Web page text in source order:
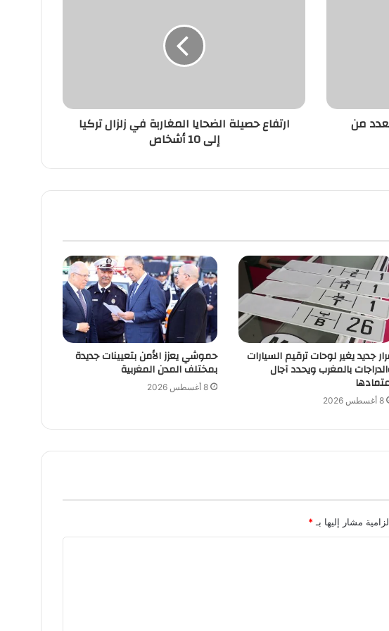
من
10
أشخاصارتفاع حصيلة الضحايا المغاربة في زلزال تركيا
إلى 10 أشخاص
جديد يغير لوحات ترقيم السيارات
بالمغرب ويحدد آجال
8 أغسطس 2026
حموشي يعزز الأمن بتعيينات جديدة
بمختلف المدن المغربية
8 أغسطس 2026
مشار إليها بـ*